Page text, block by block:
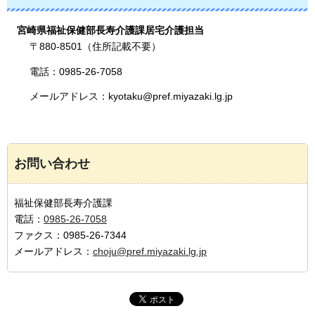
宮崎県福祉保健部長寿介護課居宅介護担当
〒880-8501（住所記載不要）
電話：0985-26-7058
メールアドレス：kyotaku@pref.miyazaki.lg.jp
お問い合わせ
福祉保健部長寿介護課
電話： 0985-26-7058
ファクス：0985-26-7344
メールアドレス： choju@pref.miyazaki.lg.jp